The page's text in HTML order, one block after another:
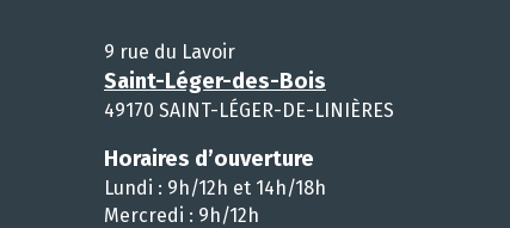
9 rue du Lavoir
Saint-Léger-des-Bois
49170 SAINT-LÉGER-DE-LINIÈRES
Horaires d’ouverture
Lundi : 9h/12h et 14h/18h
Mercredi : 9h/12h